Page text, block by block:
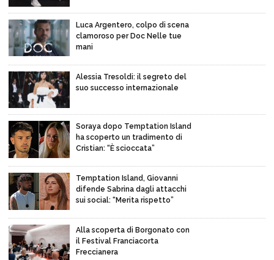
Luca Argentero, colpo di scena
clamoroso per Doc Nelle tue
mani
Alessia Tresoldi: il segreto del
suo successo internazionale
Soraya dopo Temptation Island
ha scoperto un tradimento di
Cristian: “È scioccata”
Temptation Island, Giovanni
difende Sabrina dagli attacchi
sui social: “Merita rispetto”
Alla scoperta di Borgonato con
il Festival Franciacorta
Freccianera